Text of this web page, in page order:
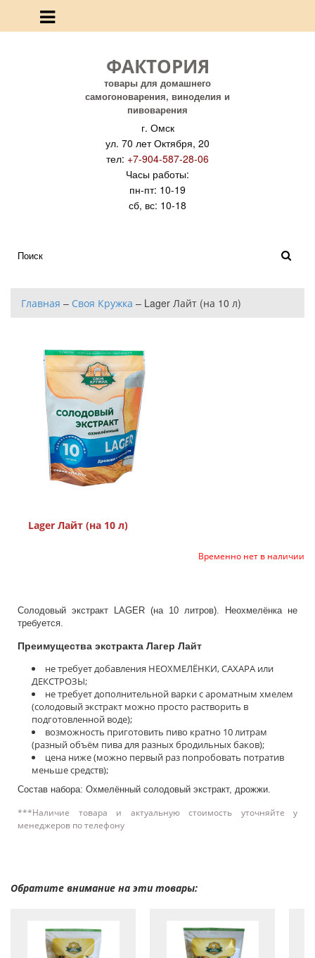
ФАКТОРИЯ
товары для домашнего
самогоноварения, виноделия и
пивоварения
г. Омск
ул. 70 лет Октября, 20
тел: +7-904-587-28-06
Часы работы:
пн-пт: 10-19
сб, вс: 10-18
Главная – Своя Кружка – Lager Лайт (на 10 л)
Lager Лайт (на 10 л)
Временно нет в наличии
Солодовый экстракт LAGER (на 10 литров). Неохмелёнка не
требуется.
Преимущества экстракта Лагер Лайт
не требует добавления НЕОХМЕЛЁНКИ, САХАРА или
ДЕКСТРОЗЫ;
не требует дополнительной варки с ароматным хмелем
(солодовый экстракт можно просто растворить в
подготовленной воде);
возможность приготовить пиво кратно 10 литрам
(разный объём пива для разных бродильных баков);
цена ниже (можно первый раз попробовать потратив
меньше средств);
Состав набора: Охмелённый солодовый экстракт, дрожжи.
***Наличие товара и актуальную стоимость уточняйте у
менеджеров по телефону
Обратите внимание на эти товары: